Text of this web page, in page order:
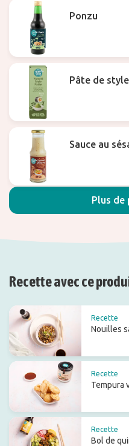
Ponzu
Pâte de
Sauce au
Plus de
Recette avec ce
Recette
Nouilles
Recette
Tempura
Recette
Bol de